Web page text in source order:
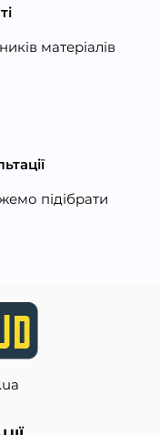
матеріалів
підібрати